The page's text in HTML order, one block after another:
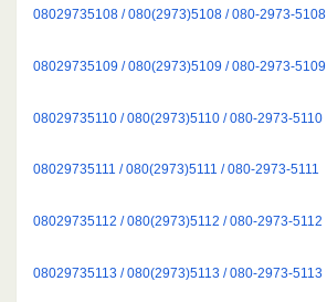
08029735108 / 080(2973)5108 / 080-2973-5108
08029735109 / 080(2973)5109 / 080-2973-5109
08029735110 / 080(2973)5110 / 080-2973-5110
08029735111 / 080(2973)5111 / 080-2973-5111
08029735112 / 080(2973)5112 / 080-2973-5112
08029735113 / 080(2973)5113 / 080-2973-5113